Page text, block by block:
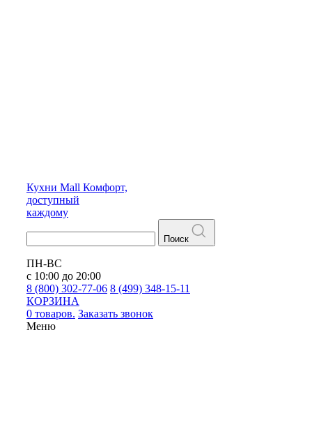
Кухни Mall Комфорт,
доступный
каждому
Поиск
ПН-ВС
с 10:00 до 20:00
8 (800) 302-77-06 8 (499) 348-15-11
КОРЗИНА
0 товаров. Заказать звонок
Меню